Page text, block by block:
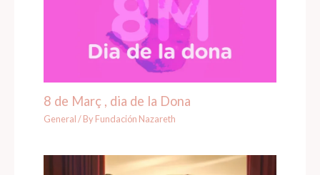
8 de Març , dia de la Dona
General/ By Fundación Nazareth